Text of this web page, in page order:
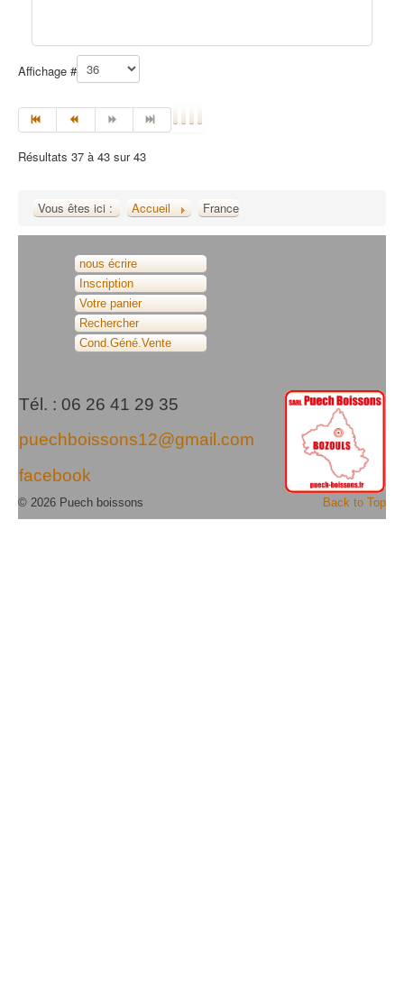
Affichage #
Résultats 37 à 43 sur 43
Vous êtes ici : Accueil France
nous écrire
Inscription
Votre panier
Rechercher
Cond.Géné.Vente
Tél. : 06 26 41 29 35
puechboissons12@gmail.com
facebook
Back to Top
© 2026 Puech boissons